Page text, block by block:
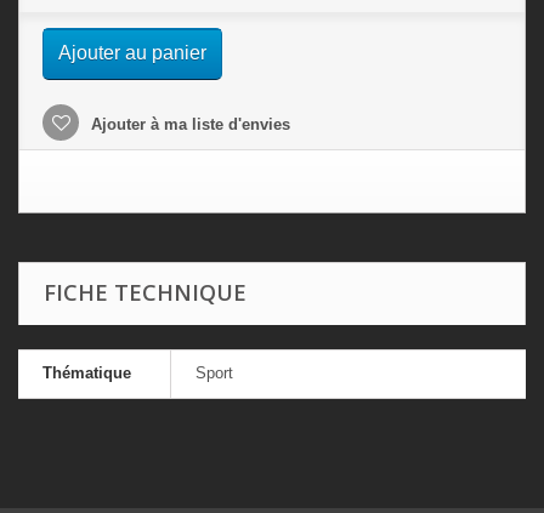
Ajouter au panier
Ajouter à ma liste d'envies
FICHE TECHNIQUE
Thématique Sport